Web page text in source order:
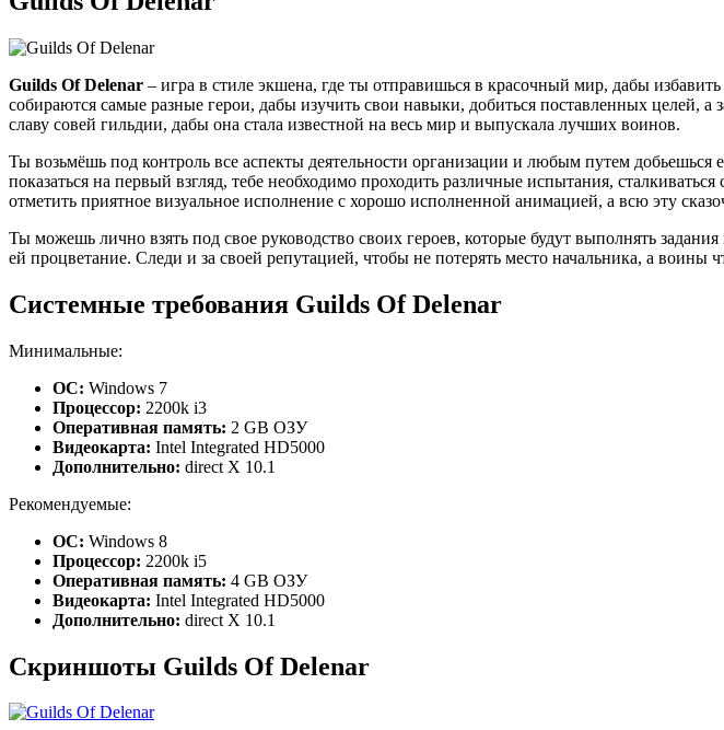
Guilds Of Delenar – игра в стиле экшена, где ты отправишься в красочный мир, дабы
собираются самые разные герои, дабы изучить свои навыки, добиться поставленных целей,
славу совей гильдии, дабы она стала известной на весь мир и выпускала лучших воинов.
Ты возьмёшь под контроль все аспекты деятельности организации и любым путем добьешься
показаться на первый взгляд, тебе необходимо проходить различные испытания,
отметить приятное визуальное исполнение с хорошо исполненной анимацией, а всю эту
Ты можешь лично взять под свое руководство своих героев, которые будут выполнять
ей процветание. Следи и за своей репутацией, чтобы не потерять место начальника, а воины
Системные требования Guilds Of Delenar
Минимальные:
ОС: Windows 7
Процессор: 2200k i3
Оперативная память: 2 GB ОЗУ
Видеокарта: Intel Integrated HD5000
Дополнительно: direct X 10.1
Рекомендуемые:
ОС: Windows 8
Процессор: 2200k i5
Оперативная память: 4 GB ОЗУ
Видеокарта: Intel Integrated HD5000
Дополнительно: direct X 10.1
Скриншоты Guilds Of Delenar